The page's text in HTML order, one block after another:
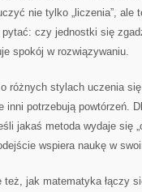
nie tylko „liczenia”, ale
czy jednostki się
spokój w rozwiązywaniu.
różnych stylach uczenia
inni potrzebują powtórzeń.
jakaś metoda wydaje się
wspiera naukę w
też, jak matematyka łączy